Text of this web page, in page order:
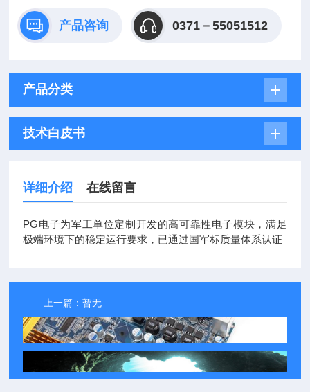
产品咨询 0371－55051512
产品分类
技术白皮书
详细介绍 在线留言
PG电子为军工单位定制开发的高可靠性电子模块，满足
极端环境下的稳定运行要求，已通过国军标质量体系认证
上一篇：暂无
下一篇：航空航天多功能数据采集模块